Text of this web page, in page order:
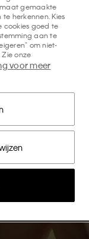
gemaakte
herkennen. Kies
cookies goed te
aan te
om niet-
onze
voor meer